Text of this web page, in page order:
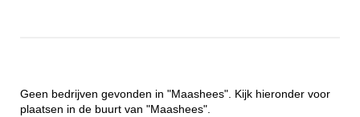
Geen bedrijven gevonden in "Maashees". Kijk hieronder voor
plaatsen in de buurt van "Maashees".